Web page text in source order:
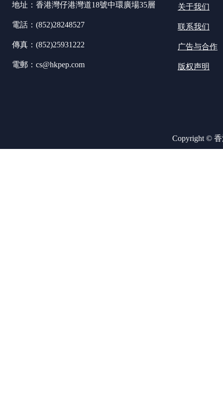
地址：香港灣仔港灣道18號中環廣場35層
電話：(852)28248527
傳真：(852)25931222
電郵：cs@hkpep.com
关于我们
联系我们
广告与合作
版权声明
Copyright © 香